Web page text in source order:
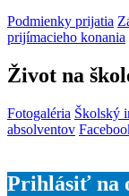
Podmienky prijatia
prijímacieho konania
Život na
Fotogaléria Školský
absolventov
Prihlásiť na